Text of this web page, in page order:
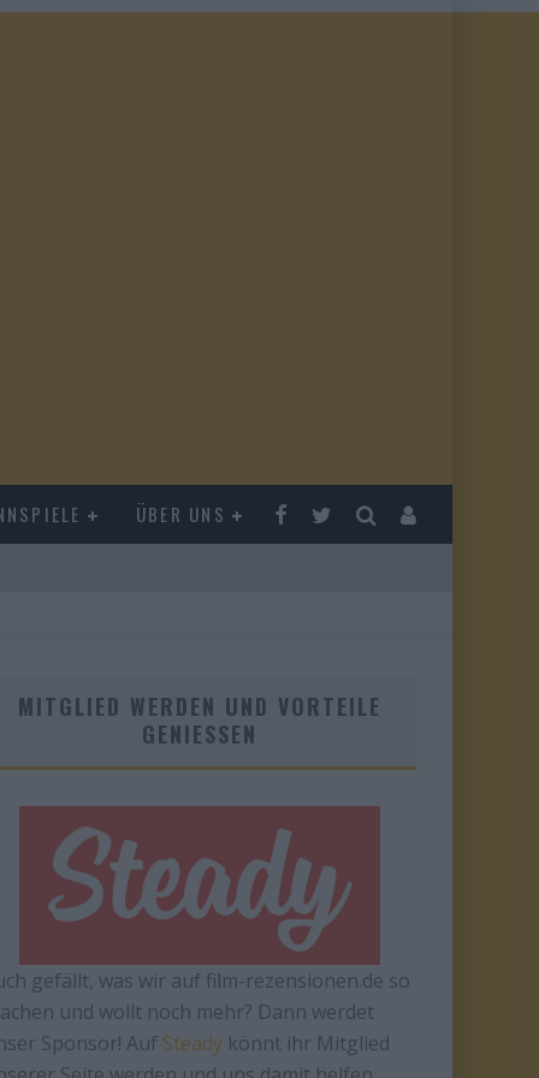
ÜBER UNS
MITGLIED WERDEN UND VORTEILE
GENIESSEN
gefällt, was wir auf film-rezensionen.de so
und wollt noch mehr? Dann werdet
Sponsor! Auf Steady könnt ihr Mitglied